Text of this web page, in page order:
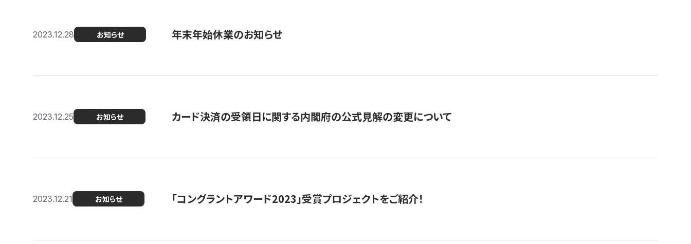
2023.12.28 お知らせ 年末年始休業のお知らせ
2023.12.25 お知らせ カード決済の受領日に関する内閣府の公式見解の変更について
2023.12.21 お知らせ 「コングラントアワード2023」受賞プロジェクトをご紹介！